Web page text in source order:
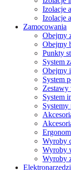
Izolacje
Izolacje
Zamocowania
Obejmy
Obejmy
Punkty
System
Obejmy
System
Zestawy
System
Wyroby
Wyroby
Wyroby